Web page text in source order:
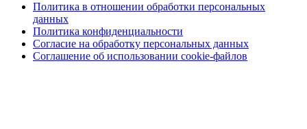
Политика в отношении обработки персональных
данных
Политика конфиденциальности
Согласие на обработку персональных данных
Соглашение об использовании cookie-файлов